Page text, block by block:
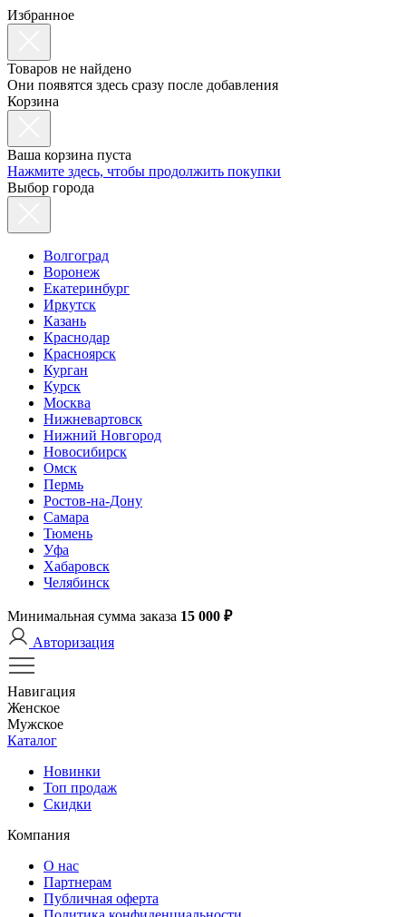
Избранное
Товаров не найдено
Они появятся здесь сразу после добавления
Корзина
Ваша корзина пуста
Нажмите здесь, чтобы продолжить покупки
Выбор города
Волгоград
Воронеж
Екатеринбург
Иркутск
Казань
Краснодар
Красноярск
Курган
Курск
Москва
Нижневартовск
Нижний Новгород
Новосибирск
Омск
Пермь
Ростов-на-Дону
Самара
Тюмень
Уфа
Хабаровск
Челябинск
Минимальная сумма заказа 15 000 ₽
Авторизация
Навигация
Женское
Мужское
Каталог
Новинки
Топ продаж
Скидки
Компания
О нас
Партнерам
Публичная оферта